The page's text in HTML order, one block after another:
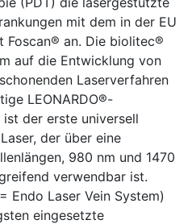
mit dem in der EU
Foscan® an. Die biolitec®
auf die Entwicklung von
Laserverfahren
LEONARDO®-
der erste universell
der über eine
980 nm und 1470
verwendbar ist.
Endo Laser Vein System)
eingesetzte